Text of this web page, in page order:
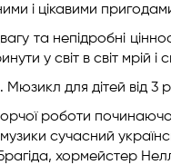
і цікавими
та непідробні
у світ в світ мрій і
. Мюзикл для дітей від 3
роботи
музики сучасний
хормейстер